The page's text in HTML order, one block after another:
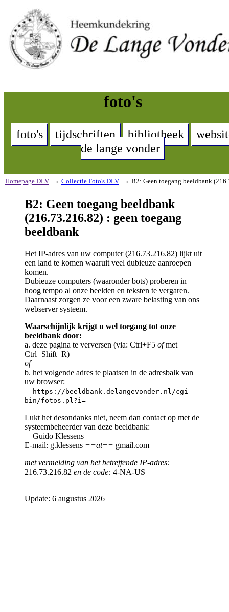
foto's
foto's tijdschriften bibliotheek
de lange vonder
Homepage DLV → Collectie Foto's DLV → B2: Geen toegang beeldbank
B2: Geen toegang beeldbank
(216.73.216.82) : geen toegang
beeldbank
Het IP-adres van uw computer (216.73.216.82) lijkt uit
een land te komen waaruit veel dubieuze aanroepen
komen.
Dubieuze computers (waaronder bots) proberen in
hoog tempo al onze beelden en teksten te vergaren.
Daarnaast zorgen ze voor een zware belasting van ons
webserver systeem.
Waarschijnlijk krijgt u wel toegang tot onze
beeldbank door:
a. deze pagina te verversen (via: Ctrl+F5 ofmet
Ctrl+Shift+R)
of
b. het volgende adres te plaatsen in de adresbalk van
uw browser:
https://beeldbank.delangevonder.nl/cgi-
bin/fotos.pl?i=
Lukt het desondanks niet, neem dan contact op met de
systeembeheerder van deze beeldbank:
Guido Klessens
E-mail: g.klessens ==at== gmail.com
met vermelding van het betreffende IP-adres:
216.73.216.82 en de code: 4-NA-US
Update: 6 augustus 2026